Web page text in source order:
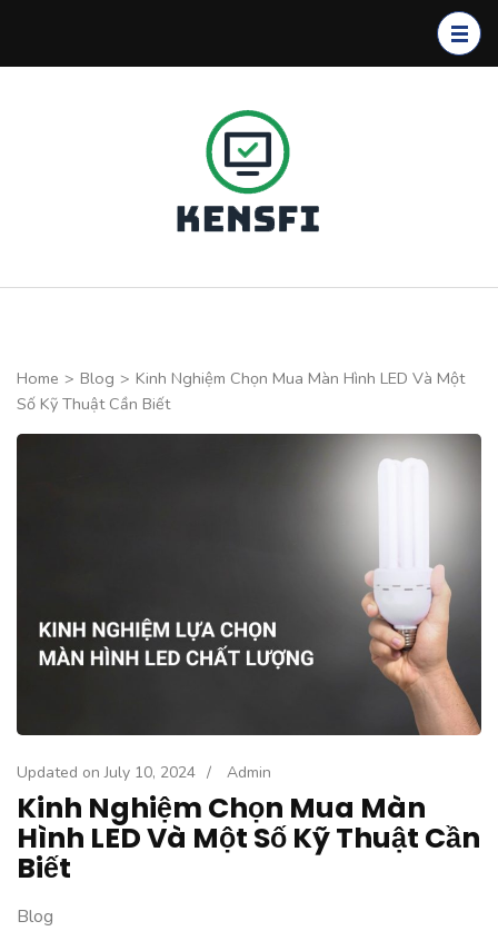
Home > Blog > Kinh Nghiệm Chọn Mua Màn Hình LED Và Một
Số Kỹ Thuật Cần Biết
Updated onJuly 10, 2024 / Admin
Kinh Nghiệm Chọn Mua Màn
Hình LED Và Một Số Kỹ Thuật Cần
Biết
Blog